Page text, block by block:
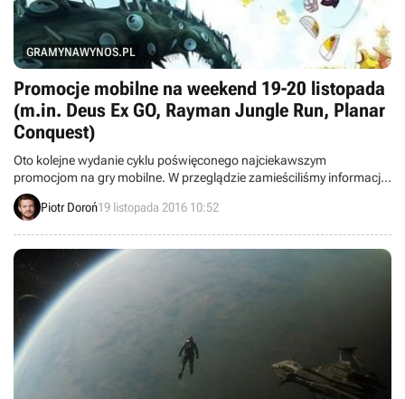
GRAMYNAWYNOS.PL
Promocje mobilne na weekend 19-20 listopada
(m.in. Deus Ex GO, Rayman Jungle Run, Planar
Conquest)
Oto kolejne wydanie cyklu poświęconego najciekawszym
promocjom na gry mobilne. W przeglądzie zamieściliśmy informacje
o przecenach takich tytułów jak Deus Ex GO, Rayman Jungle Run,
Planar Conquest, Raiden Legacy, The School: White Day, Battlefleet
Piotr Doroń19 listopada 2016 10:52